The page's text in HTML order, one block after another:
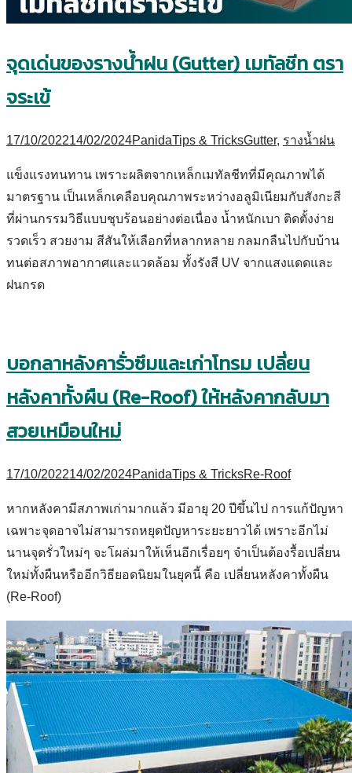
จุดเด่นของรางน้ำฝน (Gutter) เมทัลชีท ตรา
จระเข้
17/10/202214/02/2024PanidaTips & TricksGutter, รางน้ำฝน
แข็งแรงทนทาน เพราะผลิตจากเหล็กเมทัลชีทที่มีคุณภาพได้
มาตรฐาน เป็นเหล็กเคลือบคุณภาพระหว่างอลูมิเนียมกับสังกะสี
ที่ผ่านกรรมวิธีแบบชุบร้อนอย่างต่อเนื่อง น้ำหนักเบา ติดตั้งง่าย
รวดเร็ว สวยงาม สีสันให้เลือกที่หลากหลาย กลมกลืนไปกับบ้าน
ทนต่อสภาพอากาศและแวดล้อม ทั้งรังสี UV จากแสงแดดและ
ฝนกรด
บอกลาหลังคารั่วซึมและเก่าโทรม เปลี่ยน
หลังคาทั้งผืน (Re-Roof) ให้หลังคากลับมา
สวยเหมือนใหม่
17/10/202214/02/2024PanidaTips & TricksRe-Roof
หากหลังคามีสภาพเก่ามากแล้ว มีอายุ 20 ปีขึ้นไป การแก้ปัญหา
เฉพาะจุดอาจไม่สามารถหยุดปัญหาระยะยาวได้ เพราะอีกไม่
นานจุดรั่วใหม่ๆ จะโผล่มาให้เห็นอีกเรื่อยๆ จำเป็นต้องรื้อเปลี่ยน
ใหม่ทั้งผืนหรืออีกวิธียอดนิยมในยุคนี้ คือ เปลี่ยนหลังคาทั้งผืน
(Re-Roof)